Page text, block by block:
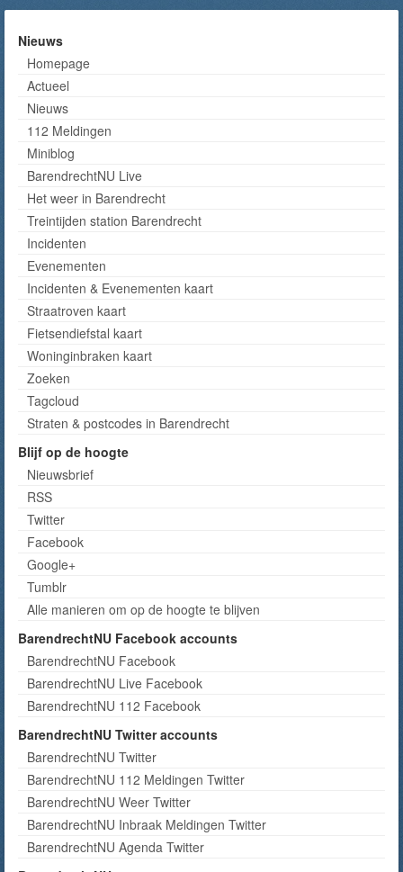
Nieuws
Homepage
Actueel
Nieuws
112 Meldingen
Miniblog
BarendrechtNU Live
Het weer in Barendrecht
Treintijden station Barendrecht
Incidenten
Evenementen
Incidenten & Evenementen kaart
Straatroven kaart
Fietsendiefstal kaart
Woninginbraken kaart
Zoeken
Tagcloud
Straten & postcodes in Barendrecht
Blijf op de hoogte
Nieuwsbrief
RSS
Twitter
Facebook
Google+
Tumblr
Alle manieren om op de hoogte te blijven
BarendrechtNU Facebook accounts
BarendrechtNU Facebook
BarendrechtNU Live Facebook
BarendrechtNU 112 Facebook
BarendrechtNU Twitter accounts
BarendrechtNU Twitter
BarendrechtNU 112 Meldingen Twitter
BarendrechtNU Weer Twitter
BarendrechtNU Inbraak Meldingen Twitter
BarendrechtNU Agenda Twitter